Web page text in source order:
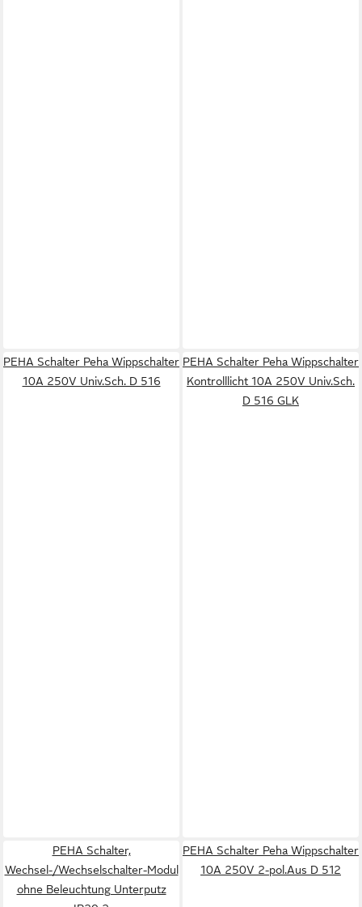
PEHA Schalter Peha Wippschalter
10A 250V Univ.Sch. D 516
PEHA Schalter Peha Wippschalter
Kontrolllicht 10A 250V Univ.Sch.
D 516 GLK
PEHA Schalter,
Wechsel-/Wechselschalter-Modul
ohne Beleuchtung Unterputz
PEHA Schalter Peha Wippschalter
10A 250V 2-pol.Aus D 512